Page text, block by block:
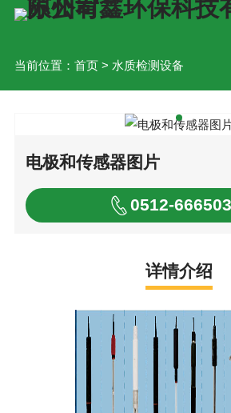
当前位置： 首页> 水质检测设备
电极和传感器图片
0512-
详情介绍